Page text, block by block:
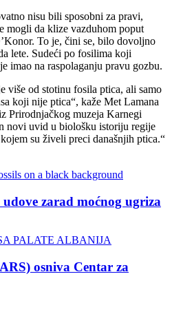
nisu bili sposobni za pravi,
mogli da klize vazduhom poput
To je, čini se, bilo dovoljno
lete. Sudeći po fosilima koji
imao na raspolaganju pravu gozbu.
više od stotinu fosila ptica, ali samo
koji nije ptica“, kaže Met Lamana
Prirodnjačkog muzeja Karnegi
novi uvid u biološku istoriju regije
su živeli preci današnjih ptica.“
zarad moćnog ugriza
osniva Centar za